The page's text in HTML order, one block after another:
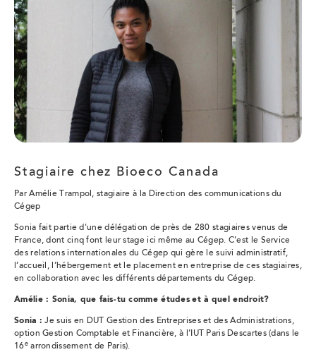
Stagiaire chez Bioeco Canada
Par Amélie Trampol, stagiaire à la Direction des communications du
Cégep
Sonia fait partie d'une délégation de près de 280 stagiaires venus de
France, dont cinq font leur stage ici même au Cégep. C’est le Service
des relations internationales du Cégep qui gère le suivi administratif,
l’accueil, l’hébergement et le placement en entreprise de ces stagiaires,
en collaboration avec les différents départements du Cégep.
Amélie : Sonia, que fais-tu comme études et à quel endroit?
Sonia : Je suis en DUT Gestion des Entreprises et des Administrations,
option Gestion Comptable et Financière, à l’IUT Paris Descartes (dans le
16earrondissement de Paris).